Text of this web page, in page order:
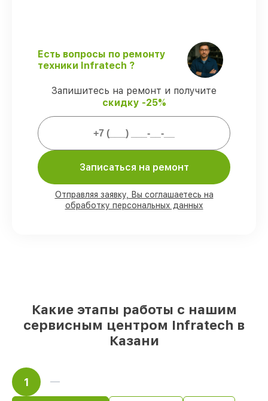
оптического прицела Infratech IT-124Н в
оговоренные сроки.
Гарантийное сопровождение– все
работы и запчасти защищены сервисной
Мы гарантируем:
работ выполняем в вашем
присутствии
90%комплектующих Infratech готовы к
установке в Казани, остальные
Есть вопросы по ремонту
техники Infratech ?
Запишитесь на ремонт и получите
скидку -25%
Записаться на ремонт
Отправляя заявку, Вы соглашаетесь на
обработку персональных данных
Какие этапы работы с нашим
сервисным центром Infratech в
Казани
1